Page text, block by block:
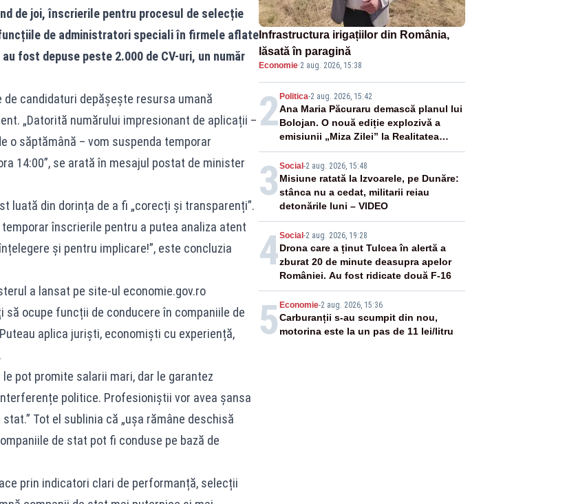
de joi, înscrierile pentru procesul de selecție
de administratori speciali în firmele aflate
fost depuse peste 2.000 de CV-uri, un număr
candidaturi depășește resursa umană
„Datorită numărului impresionant de aplicații –
o săptămână – vom suspenda temporar
14:00”, se arată în mesajul postat de minister
luată din dorința de a fi „corecți și transparenți”.
înscrierile pentru a putea analiza atent
și pentru implicare!”, este concluzia
a lansat pe site-ul economie.gov.ro
ocupe funcții de conducere în companiile de
aplica juriști, economiști cu experiență,
pot promite salarii mari, dar le garantez
politice. Profesioniștii vor avea șansa
Tot el sublinia că „ușa rămâne deschisă
de stat pot fi conduse pe bază de
prin indicatori clari de performanță, selecții
Infrastructura irigațiilor din România,
lăsată în paragină
Economie·2 aug. 2026, 15:38
2 Politica-2 aug. 2026, 15:42
Ana Maria Păcuraru demască planul lui
Bolojan. O nouă ediție explozivă a
emisiunii „Miza Zilei” la Realitatea
PLUS
3 Social -2 aug. 2026, 15:48
Misiune ratată la Izvoarele, pe Dunăre:
stânca nu a cedat, militarii reiau
detonările luni – VIDEO
4Social -2 aug. 2026, 19:28
Drona care a ținut Tulcea în alertă a
zburat 20 de minute deasupra apelor
României. Au fost ridicate două F-16
5 Economie-2 aug. 2026, 15:36
Carburanții s-au scumpit din nou,
motorina este la un pas de 11 lei/litru